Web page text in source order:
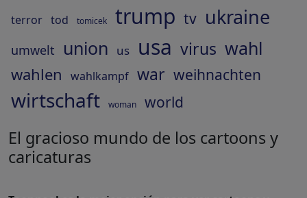
terror tod tomicek trump tv ukraine
umwelt union us usa virus wahl
wahlen wahlkampf war weihnachten
wirtschaft woman world
El gracioso mundo de los cartoons y
caricaturas